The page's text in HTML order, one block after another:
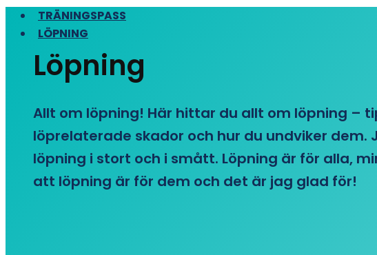
TRÄNINGSPASS
LÖPNING
Löpning
Allt om löpning! Här hittar du allt om löpning –
löprelaterade skador och hur du undviker
löpning i stort och i smått. Löpning är för alla,
att löpning är för dem och det är jag glad för!